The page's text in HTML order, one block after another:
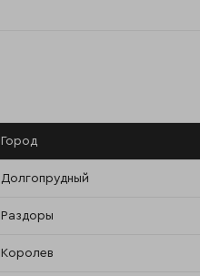
Город
Долгопрудный
Раздоры
Королев